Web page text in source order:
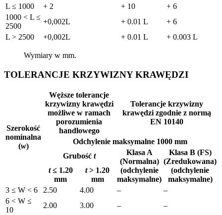
L ≤ 1000 + 2 + 10
+ 6
1000 < L ≤
2500
+0,002L + 0.01 L
+ 6
L > 2500
+0,002L + 0.01 L + 0.003 L
Wymiary w mm.
TOLERANCJE KRZYWIZNY KRAWĘDZI
Szerokość
nominalna
(w)
Węższe tolerancje
krzywizny krawędzi
możliwe w ramach
porozumienia
handlowego
Tolerancje krzywizny
krawędzi zgodnie z normą
EN 10140
Odchylenie maksymalne 1000 mm
Grubość t
Klasa A
(Normalna)
(odchylenie
maksymalne)
Klasa B (FS)
(Zredukowana)
(odchylenie
maksymalne)
t≤ 1.20
mm
t> 1.20
mm
3 ≤ W < 6
2.50 4.00 –
–
6 < W ≤
10
2.00 3.00 –
–